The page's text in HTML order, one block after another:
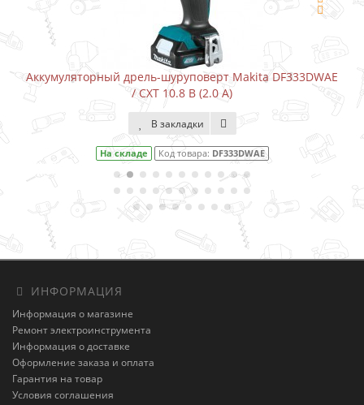
Аккумуляторный шуруповерт-отвертка Makita
В закладки
На складе Код товара: DF001DW
ИНФОРМАЦИЯ
Информация о магазине
Ремонт электроинструмента
Информация о доставке
Оформление заказа и оплата
Гарантия на товар
Условия соглашения